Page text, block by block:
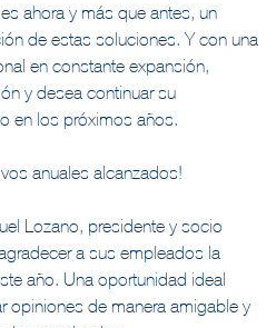
ahora y más que antes, un
de estas soluciones. Y con una
en constante expansión,
y desea continuar su
en los próximos años.
anuales alcanzados!
Lozano, presidente y socio
a sus empleados la
año. Una oportunidad ideal
opiniones de manera amigable y